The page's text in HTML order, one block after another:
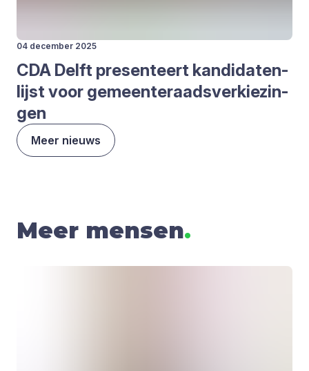
04 december 2025
CDA Delft pre­sen­teert kan­di­da­ten­
lijst voor gemeen­te­raads­ver­kie­zin­
gen
Meer nieuws
Meer mensen.